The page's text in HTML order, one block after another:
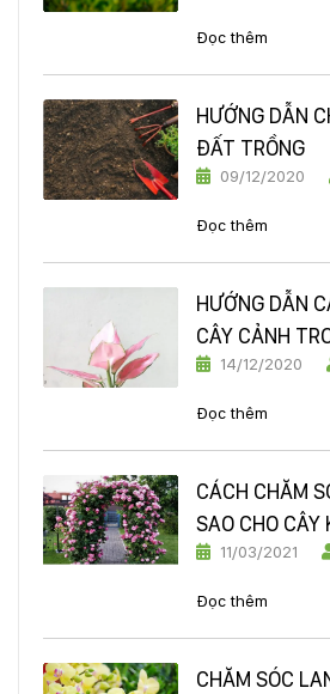
Đọc thêm
HƯỚNG DẪN
ĐẤT TRỒNG
09/12/2020
Đọc thêm
HƯỚNG DẪN
CÂY CẢNH
VĂN PHÒNG
14/12/2020
Đọc thêm
CÁCH CHĂM
SAO CHO CÂY
BỆNH11/03/2021
Đọc thêm
CHĂM SÓC